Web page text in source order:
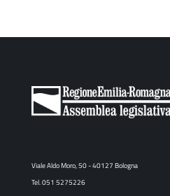
Viale Aldo Moro, 50 - 40127 Bologna
Tel. 051 5275226